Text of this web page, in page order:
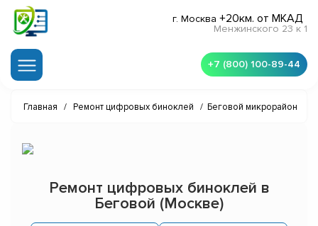
г. Москва +20км. от МКАД
Менжинского 23 к 1
+7 (800) 100-89-44
Главная / Ремонт цифровых биноклей / Беговой микрорайон
Ремонт цифровых биноклей в
Беговой (Москве)